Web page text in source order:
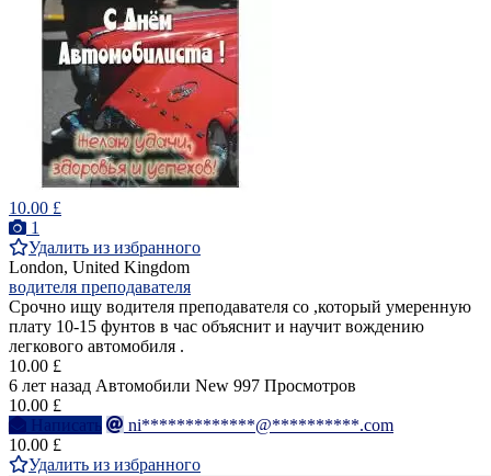
10.00 £
1
Удалить из избранного
London, United Kingdom
водителя преподавателя
Срочно ищу водителя преподавателя со ,который умеренную
плату 10-15 фунтов в час объяснит и научит вождению
легкового автомобиля .
10.00 £
6 лет назад Автомобили New 997 Просмотров
10.00 £
Написать
ni*************@**********.com
10.00 £
Удалить из избранного